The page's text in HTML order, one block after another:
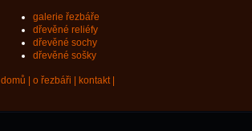
galerie řezbáře
dřevěné reliéfy
dřevěné sochy
dřevěné sošky
domů o řezbáři kontakt|